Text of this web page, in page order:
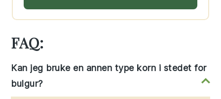
FAQ:
Kan jeg bruke en annen type korn i stedet for
bulgur?